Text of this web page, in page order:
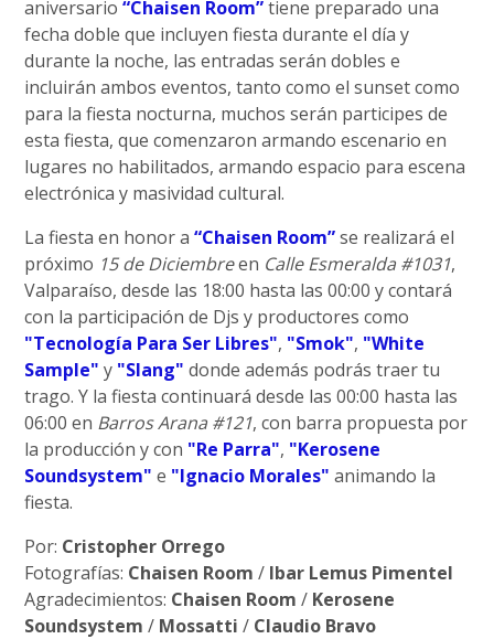
aniversario“Chaisen Room”tiene preparado una
fecha doble que incluyen fiesta durante el día y
durante la noche, las entradas serán dobles e
incluirán ambos eventos, tanto como el sunset como
para la fiesta nocturna, muchos serán participes de
esta fiesta, que comenzaron armando escenario en
lugares no habilitados, armando espacio para escena
electrónica y masividad cultural.
La fiesta en honor a“Chaisen Room”se realizará el
próximo 15 de Diciembreen Calle Esmeralda #1031,
Valparaíso, desde las 18:00 hasta las 00:00 y contará
con la participación de Djs y productores como
"Tecnología Para Ser Libres", "Smok", "White
Sample" y "Slang" donde además podrás traer tu
trago. Y la fiesta continuará desde las 00:00 hasta las
06:00 en Barros Arana #121, con barra propuesta por
la producción y con "Re Parra", "Kerosene
Soundsystem" e "Ignacio Morales" animando la
fiesta.
Por: Cristopher Orrego
Fotografías: Chaisen Room / Ibar Lemus Pimentel
Agradecimientos: Chaisen Room / Kerosene
Soundsystem / Mossatti / Claudio Bravo